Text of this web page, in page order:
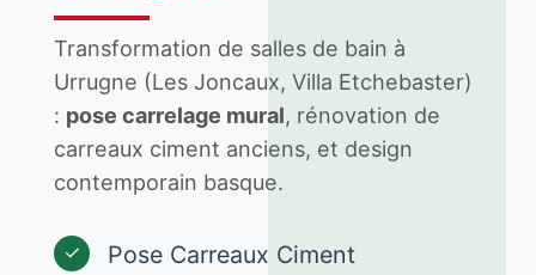
Transformation de salles de bain à
Urrugne (Les Joncaux, Villa Etchebaster)
: pose carrelage mural, rénovation de
carreaux ciment anciens, et design
contemporain basque.
✓ Pose Carreaux Ciment